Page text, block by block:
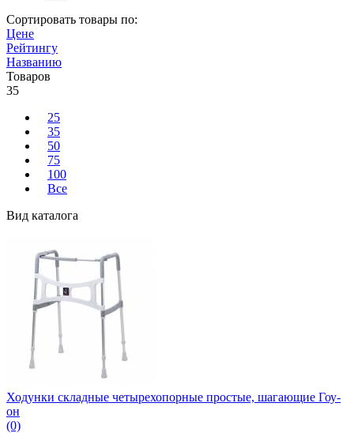
Сортировать товары по:
Цене
Рейтингу
Названию
Товаров
35
25
35
50
75
100
Все
Вид каталога
Ходунки складные четырехопорные простые, шагающие Гоу-
он
(0)